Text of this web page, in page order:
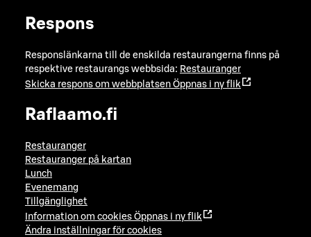
Respons
Responslänkarna till de enskilda restaurangerna finns på
respektive restaurangs webbsida: Restauranger
Skicka respons om webbplatsen Öppnas i ny flik
Raflaamo.fi
Restauranger
Restauranger på kartan
Lunch
Evenemang
Tillgänglighet
Information om cookies Öppnas i ny flik
Ändra inställningar för cookies